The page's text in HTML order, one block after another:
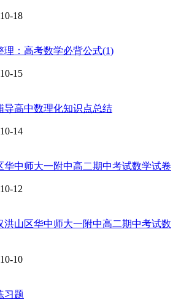
18
理：高考数学必背公式(1)
15
导高中数理化知识点总结
14
华中师大一附中高二期中考试数学试卷
12
洪山区华中师大一附中高二期中考试数
10
习题